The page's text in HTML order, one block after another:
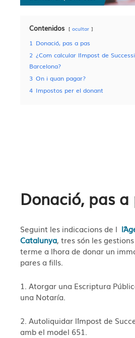
Contenidos ocultar
1 Donació, pas a pas
2 ¿Com calcular l´Impost de
Barcelona?
3 On i quan pagar?
4 Impostos per el donant
Donació, pas a
Seguint les indicacions de l
Catalunya, tres són les
terme a l´hora de donar un
pares a fills.
1. Atorgar una Escriptura
una Notaría.
2. Autoliquidar l´Impost de
amb el model 651.